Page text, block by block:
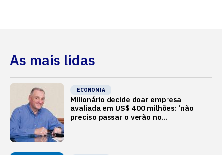
As mais lidas
ECONOMIA
Milionário decide doar empresa
avaliada em US$ 400 milhões: ‘não
preciso passar o verão no